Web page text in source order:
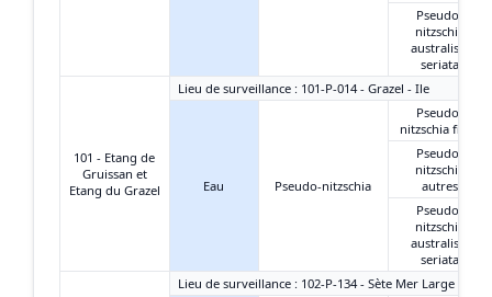
Pseudo-
nitzschia
australis +
seriata
101 - Etang de
Gruissan et
Etang du Grazel
Lieu de surveillance : 101-P-014 - Grazel - Ile
Eau Pseudo-nitzschia
Pseudo-
nitzschia fines
Pseudo-
nitzschia
autres
Pseudo-
nitzschia
australis +
seriata
Lieu de surveillance : 102-P-134 - Sète Mer Large